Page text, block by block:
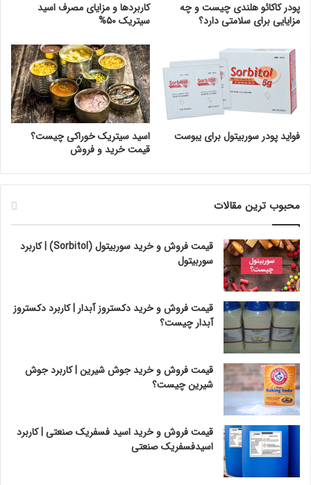
پودر کاکائو هلندی چیست و چه
مزایایی برای سلامتی دارد؟
کاربردها و مزایای مصرف اسید
سیتریک ۵۰%
فواید پودر سوربیتول برای یبوست
اسید سیتریک خوراکی چیست؟
قیمت خرید و فروش
محبوب ترین مقالات
قیمت فروش و خرید سوربیتول (Sorbitol) | کاربرد
سوربیتول
قیمت فروش و خرید دکستروز آبدار | کاربرد دکستروز
آبدار چیست؟
قیمت فروش و خرید جوش شیرین | کاربرد جوش
شیرین چیست؟
قیمت فروش و خرید اسید فسفریک صنعتی | کاربرد
اسیدفسفریک صنعتی